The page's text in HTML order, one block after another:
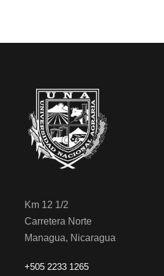
Km 12 1/2
Carretera Norte
Managua, Nicaragua
+505 2233 1265